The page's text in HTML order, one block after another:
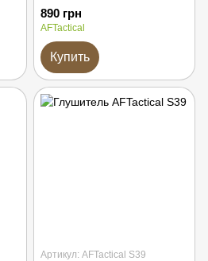
890 грн
AFTactical
Купить
Артикул: AFTactical S39